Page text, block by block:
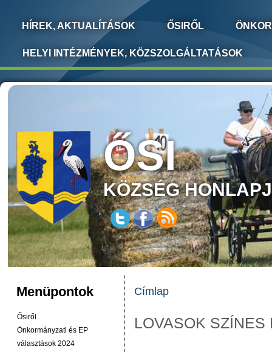
HÍREK, AKTUALÍTÁSOK ŐSIRŐL
HELYI INTÉZMÉNYEK, KÖZSZOLGÁLTATÁSOK
ŐSI
KÖZSÉG
Menüpontok
Ősiről
Önkormányzati és EP
választások 2024
JELENLEGI HELY
Címlap
LOVASOK SZÍNES